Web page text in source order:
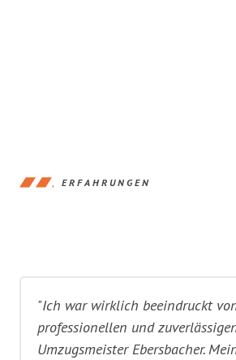
ERFAHRUNGEN
"Ich war wirklich beeindruckt
professionellen und
Umzugsmeister Ebersbacher.